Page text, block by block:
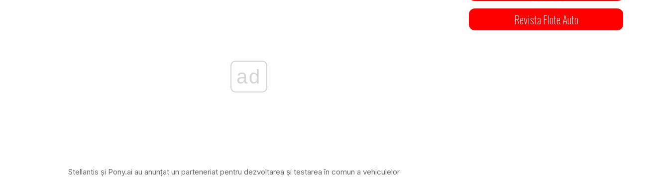
ad
Stellantis și Pony.ai au anunțat un parteneriat pentru dezvoltarea și testarea în comun a vehiculelor
Revista Flote Auto